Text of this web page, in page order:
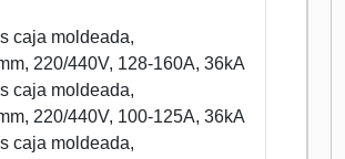
caja moldeada,
220/440V, 128-160A, 36kA
caja moldeada,
220/440V, 100-125A, 36kA
caja moldeada,